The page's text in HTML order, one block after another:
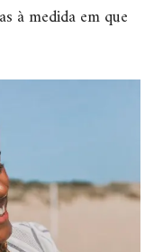
à medida em que